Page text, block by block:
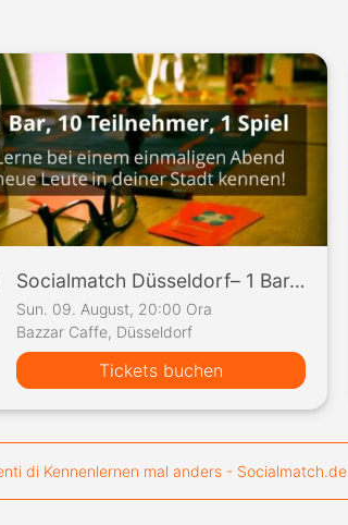
Socialmatch Düsseldorf– 1 Bar, 10 Teilnehmer, 1 Spiel
Sun. 09. August, 20:00 Ora
Bazzar Caffe, Düsseldorf
Tickets buchen
di Kennenlernen mal anders - Socialmatch.de